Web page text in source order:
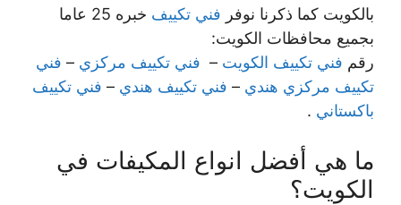
بالكويت كما ذكرنا نوفر فني تكييف
خبره 25 عاما
بجميع محافظات الكويت:
رقم فني تكييف الكويت – فني تكييف مركزي – فني
تكييف مركزي هندي – فني تكييف هندي – فني تكييف
باكستاني .
ما هي أفضل انواع المكيفات في
الكويت؟